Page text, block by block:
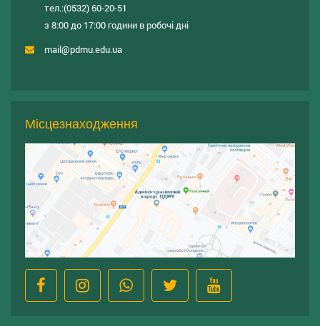
тел.:(0532) 60-20-51
з 8:00 до 17:00 години в робочі дні
mail@pdmu.edu.ua
Місцезнаходження